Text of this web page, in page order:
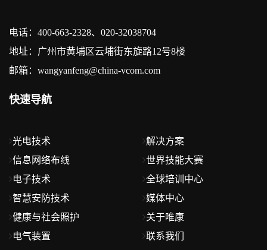
电话：400-663-2328、020-32038704
地址：广州市黄埔区云埔街东旋路12号8楼
邮箱：wangyanfeng@china-vcom.com
快速导航
光电技术
信息网络布线
电子技术
智慧安防技术
健康与社会照护
电气装置
解决方案
世界技能大赛
全球培训中心
媒体中心
关于唯康
联系我们